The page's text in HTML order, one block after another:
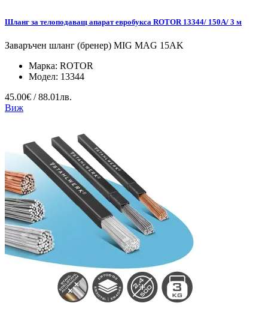
Шланг за телоподаващ апарат евробукса ROTOR 13344/ 150A/ 3 м
Заваръчен шланг (бренер) MIG MAG 15AK
Марка: ROTOR
Модел: 13344
45.00€ / 88.01лв.
Виж